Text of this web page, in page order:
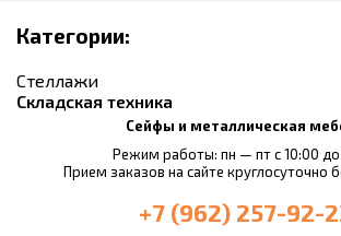
Категории:
Стеллажи
Складская техника
Сейфы и металлическая
Режим работы: пн — пт с 10:00 до
Прием заказов на сайте круглосуточно
+7 (962) 257-92-